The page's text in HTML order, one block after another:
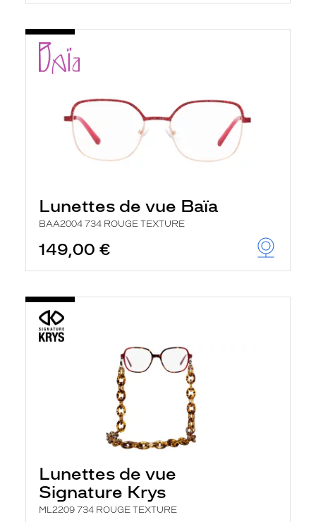
Lunettes de vue Baïa
BAA2004 734 ROUGE TEXTURE
149,00 €
Lunettes de vue
Signature Krys
ML2209 734 ROUGE TEXTURE